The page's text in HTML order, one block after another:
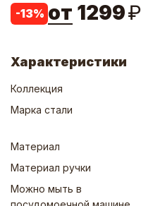
-13% от 1299₽
Характеристики
Коллекция
Марка стали
Материал
Материал ручки
Можно мыть в